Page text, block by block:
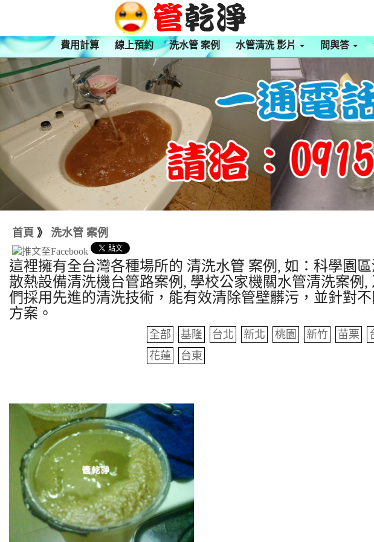
費用計算 線上預約 洗水管 案例 水管清洗 影片 問與答
首頁 》 洗水管 案例
這裡擁有全台灣各種場所的 清洗水管 案例, 如：科學園
散熱設備清洗機台管路案例, 學校公家機關水管清洗案
們採用先進的清洗技術，能有效清除管壁髒污，並針對
方案。
全部 基隆 台北 新北 桃園 新竹 苗栗
花蓮
台東